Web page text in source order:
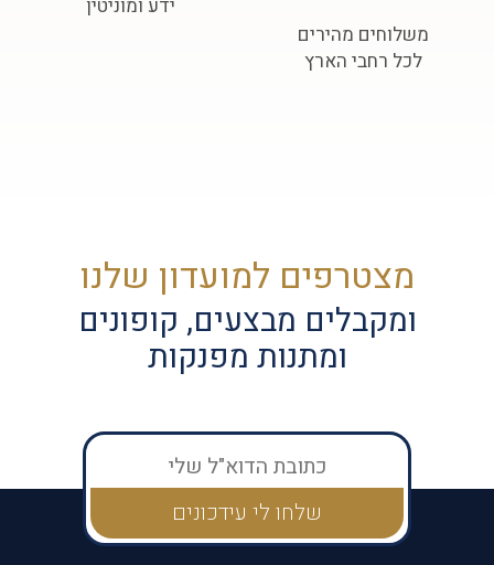
משלוחים מהירים
לכל רחבי הארץ
ידע ומוניטין
מצטרפים למועדון שלנו
ומקבלים מבצעים, קופונים
ומתנות מפנקות